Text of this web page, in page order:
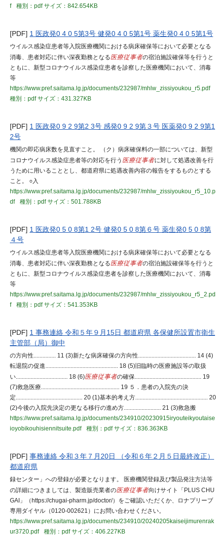
f
種別：pdfサイズ：842.654KB
[PDF] 1 医政発0 4 0 5第3号 健発0 4 0 5第1号 薬生発0 4 0 5第1号
ウイルス感染症患者等入院医療機関における病床確保等において必要となる
消毒、患者対応に伴い深夜勤務となる医療従事者の宿泊施設確保等を行うと
ともに、新型コロナウイルス感染症患者を診察した医療機関において、消毒
等
https://www.pref.saitama.lg.jp/documents/232987/mhlw_zissiyoukou_r5.pdf
種別：pdfサイズ：431.327KB
[PDF] 1 医政発0 9 2 9第2 3号 感発0 9 2 9第３号 医薬発0 9 2 9第1
2号
機関の即応病床数を見直すこと。 （ク）病床確保料の一部については、新型
コロナウイルス感染症患者等の対応を行う 医療従事者に対して処遇改善を行
うために用いることとし、都道府県に処遇改善内容の報告をするものとする
こと。 ○入
https://www.pref.saitama.lg.jp/documents/232987/mhlw_zissiyoukou_r5_10.p
df
種別：pdfサイズ：501.788KB
[PDF] 1 医政発0 5 0 8第1 2号 健発0 5 0 8第６号 薬生発0 5 0 8第
４号
ウイルス感染症患者等入院医療機関における病床確保等において必要となる
消毒、患者対応に伴い深夜勤務となる医療従事者の宿泊施設確保等を行うと
ともに、新型コロナウイルス感染症患者を診察した医療機関において、消毒
等
https://www.pref.saitama.lg.jp/documents/232987/mhlw_zissiyoukou_r5_2.pd
f
種別：pdfサイズ：541.353KB
[PDF] 1 事務連絡 令和５年９月15日 都道府県 各保健所設置市衛生
主管部（局）御中
の方向性............... 11 (3)新たな病床確保の方向性....................................... 14 (4)
転退院の促進................................................. 18 (5)旧臨時の医療施設等の取扱
い................................... 18 (6)医療従事者の確保............................................. 19
(7)救急医療..................................................... 19 ５．患者の入院先の決
定............................................. 20 (1)基本的考え方................................................. 20
(2)今後の入院先決定の更なる移行の進め方......................... 21 (3)救急搬
https://www.pref.saitama.lg.jp/documents/234910/20230915iryouteikyoutaise
ioyobikouhisiennitsuite.pdf
種別：pdfサイズ：836.363KB
[PDF] 事務連絡 令和３年７月20日 （令和６年２月５日最終改正）
都道府県
録センター」への登録が必要となります。 医療機関登録及び製品発注方法等
の詳細につきましては、製造販売業者の医療従事者向けサイト「PLUS CHU
GAI」（https://chugai-pharm.jp/doctor/）をご確認いただくか、ロナプリーブ
専用ダイヤル（0120-002621）にお問い合わせください。
https://www.pref.saitama.lg.jp/documents/234910/20240205kaiseijimurenrak
ur3720.pdf
種別：pdfサイズ：406.227KB